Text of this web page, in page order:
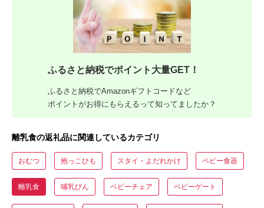
ふるさと納税でポイント大量GET！
ふるさと納税でAmazonギフトコードなど
ポイントがお得にもらえるって知ってましたか？
離乳食の返礼品に関連しているカテゴリ
おむつ 抱っこひも スタイ・よだれかけ ベビー食器
離乳食 哺乳びん ベビーチェア ベビーゲート